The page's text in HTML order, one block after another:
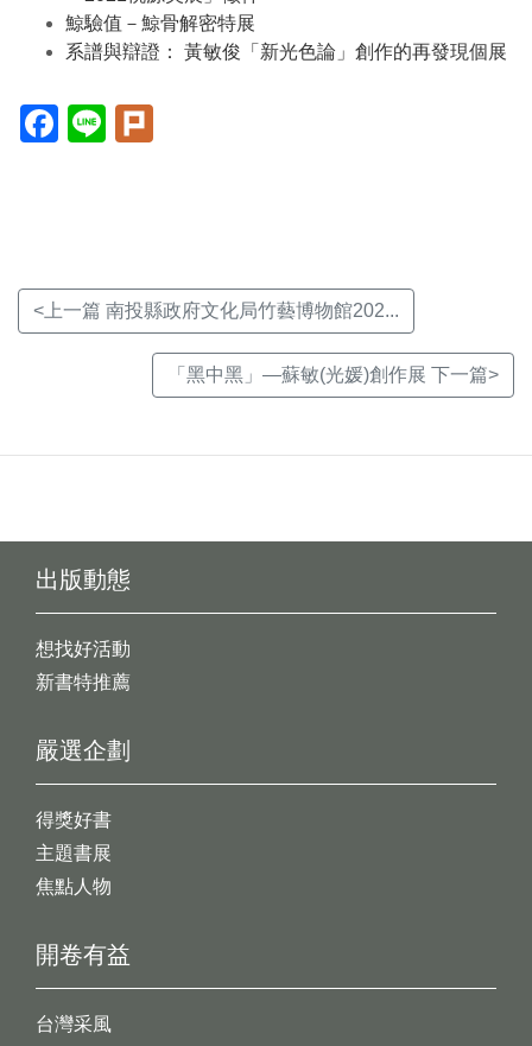
鯨驗值－鯨骨解密特展
系譜與辯證： 黃敏俊「新光色論」創作的再發現個展
Facebook(另
開
Line(另
開
<上一篇 南投縣政府文化局竹藝博物館202...
「黑中黑」—蘇敏(光媛)創作展 下一篇>
出版動態
想找好活動
新書特推薦
開卷有益
台灣采風
嚴選企劃
得獎好書
主題書展
焦點人物